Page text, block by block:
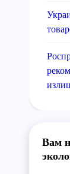
Вам